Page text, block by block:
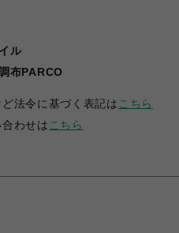
イル
布PARCO
法令に基づく表記は こちら
わせは こちら